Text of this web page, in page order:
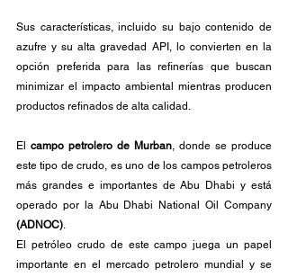
Sus características, incluido su bajo contenido de
azufre y su alta gravedad API, lo convierten en la
opción preferida para las refinerías que buscan
minimizar el impacto ambiental mientras producen
productos refinados de alta calidad.
El campo petrolero de Murban, donde se produce
este tipo de crudo, es uno de los campos petroleros
más grandes e importantes de Abu Dhabi y está
(ADNOC).
El petróleo crudo de este campo juega un papel
importante en el mercado petrolero mundial y se